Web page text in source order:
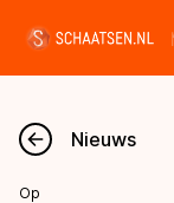
Nieuws
Nieuws
Op